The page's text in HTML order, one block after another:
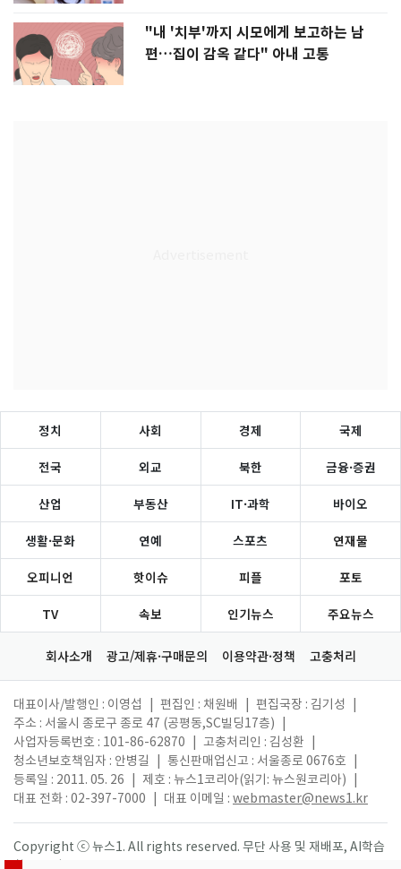
"내 '치부'까지 시모에게 보고하는 남
편…집이 감옥 같다" 아내 고통
정치 사회 경제 국제
전국 외교 북한 금융·증권
산업 부동산 IT·과학 바이오
생활·문화 연예 스포츠 연재물
오피니언 핫이슈 피플 포토
TV 속보 인기뉴스 주요뉴스
회사소개 광고/제휴·구매문의 이용약관·정책 고충처리
대표이사/발행인 : 이영섭 편집인 : 채원배 편집국장 : 김기성
주소 : 서울시 종로구 종로 47 (공평동,SC빌딩17층)
사업자등록번호 : 101-86-62870
고충처리인 : 김성환
청소년보호책임자 : 안병길
통신판매업신고 : 서울종로 0676호
등록일 : 2011. 05. 26
제호 : 뉴스1코리아(읽기: 뉴스원코리아)
대표 전화 : 02-397-7000
대표 이메일 : webmaster@news1.kr
Copyright ⓒ 뉴스1. All rights reserved. 무단 사용 및 재배포, AI학습
활용 금지.